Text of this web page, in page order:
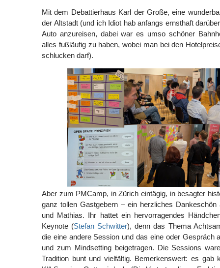
Mit dem Debattierhaus Karl der Große, eine
der Altstadt (und ich Idiot hab anfangs ernsthaft
Auto anzureisen, dabei war es umso schöner
alles fußläufig zu haben, wobei man bei den
schlucken darf).
Aber zum PMCamp, in Zürich eintägig, in besagter
ganz tollen Gastgebern – ein herzliches Dankeschön
und Mathias. Ihr hattet ein hervorragendes
Keynote (Stefan Schwitter), denn das Thema
die eine andere Session und das eine oder Gespräch
und zum Mindsetting beigetragen. Die Sessions
Tradition bunt und vielfältig. Bemerkenswert: es gab